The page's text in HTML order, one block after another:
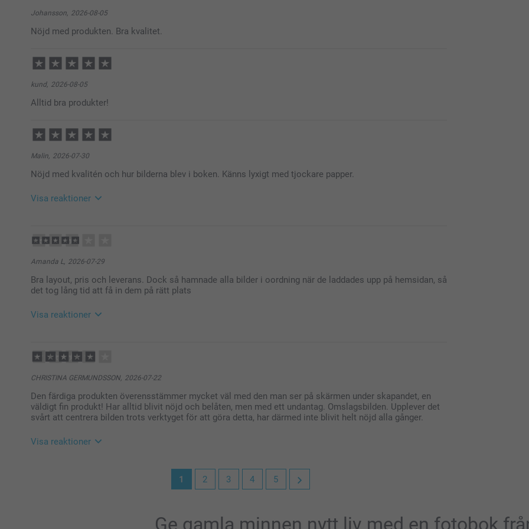
Johansson, 2026-08-05
Nöjd med produkten. Bra kvalitet.
kund, 2026-08-05
Alltid bra produkter!
Malin, 2026-07-30
Nöjd med kvalitén och hur bilderna blev i boken. Känns lyxigt med tjockare papper.
Visa reaktioner
12:13
Stort tack för dina ⭐️⭐️⭐️⭐️⭐️ och omdöme av våra fotoböcker. Det är ett så fint sätt att samla ihop
Soliga hälsningar
Kirsi @smartphoto
Amanda L, 2026-07-29
Bra layout, pris och leverans. Dock så hamnade alla bilder i oordning när de laddades upp på hemsidan, så
det tog lång tid att få in dem på rätt plats
Visa reaktioner
12:12
Samtidigt förstår vi verkligen att det blev tidskrävande och frustrerande när bilderna hamnade i
oordning.
Vårt system sorterar automatiskt bilder efter datum, förutsatt att datumet finns sparat i själva
Stort tack för din feedback och varmt välkommen åter!
CHRISTINA GERMUNDSSON, 2026-07-22
Den färdiga produkten överensstämmer mycket väl med den man ser på skärmen under skapandet, en
väldigt fin produkt! Har alltid blivit nöjd och belåten, men med ett undantag. Omslagsbilden. Upplever det
svårt att centrera bilden trots verktyget för att göra detta, har därmed inte blivit helt nöjd alla gånger.
Visa reaktioner
Vad underbart att höra att du överlag är så nöjd med dina fotoböcker och att slutresultatet lever
upp till förväntningarna – det värmer verkligen!
1 2 3 4 5
Ge gamla minnen nytt liv med en fotobok